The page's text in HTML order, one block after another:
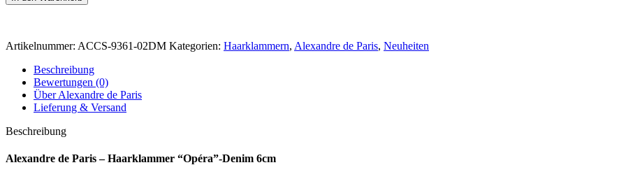
Artikelnummer: ACCS-9361-02DM Kategorien: Haarklammern, Alexandre de Paris, Neuheiten
Beschreibung
Bewertungen (0)
Über Alexandre de Paris
Lieferung & Versand
Beschreibung
Alexandre de Paris – Haarklammer “Opéra”-Denim 6cm